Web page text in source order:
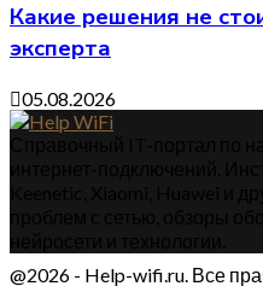
Какие решения не
эксперта
05.08.2026
@2026 - Help-wifi.ru. Все